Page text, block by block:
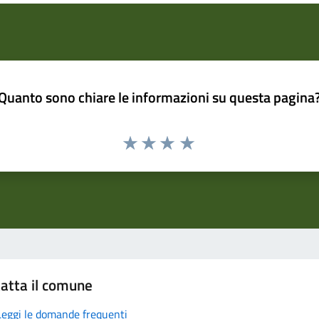
sono chiare le informazioni su questa
il comune
le domande frequenti